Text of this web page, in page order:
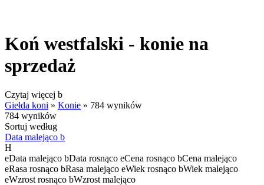
Koń westfalski - konie na
sprzedaż
Czytaj więcej b
Giełda koni » Konie » 784 wyników
784 wyników
Sortuj według
Data malejąco b
H
eData malejąco bData rosnąco eCena rosnąco bCena malejąco
eRasa rosnąco bRasa malejąco eWiek rosnąco bWiek malejąco
eWzrost rosnąco bWzrost malejąco